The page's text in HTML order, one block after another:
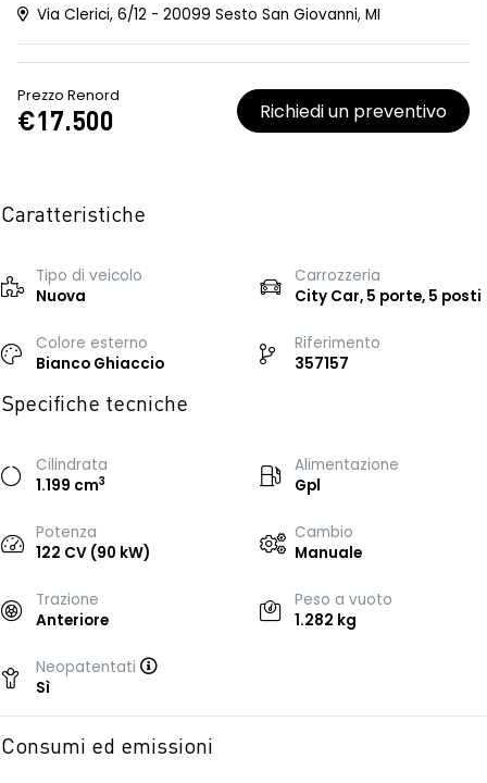
Via Clerici, 6/12 - 20099 Sesto San Giovanni, MI
Prezzo Renord
€17.500 Richiedi un preventivo
Caratteristiche
Tipo di veicolo
Nuova
Carrozzeria
City Car, 5 porte, 5 posti
Colore esterno
Bianco Ghiaccio
Riferimento
357157
Specifiche tecniche
Cilindrata
1.199 cm3
Alimentazione
Gpl
Potenza
122 CV (90 kW)
Cambio
Manuale
Trazione
Anteriore
Peso a vuoto
1.282 kg
Neopatentati
Sì
Consumi ed emissioni